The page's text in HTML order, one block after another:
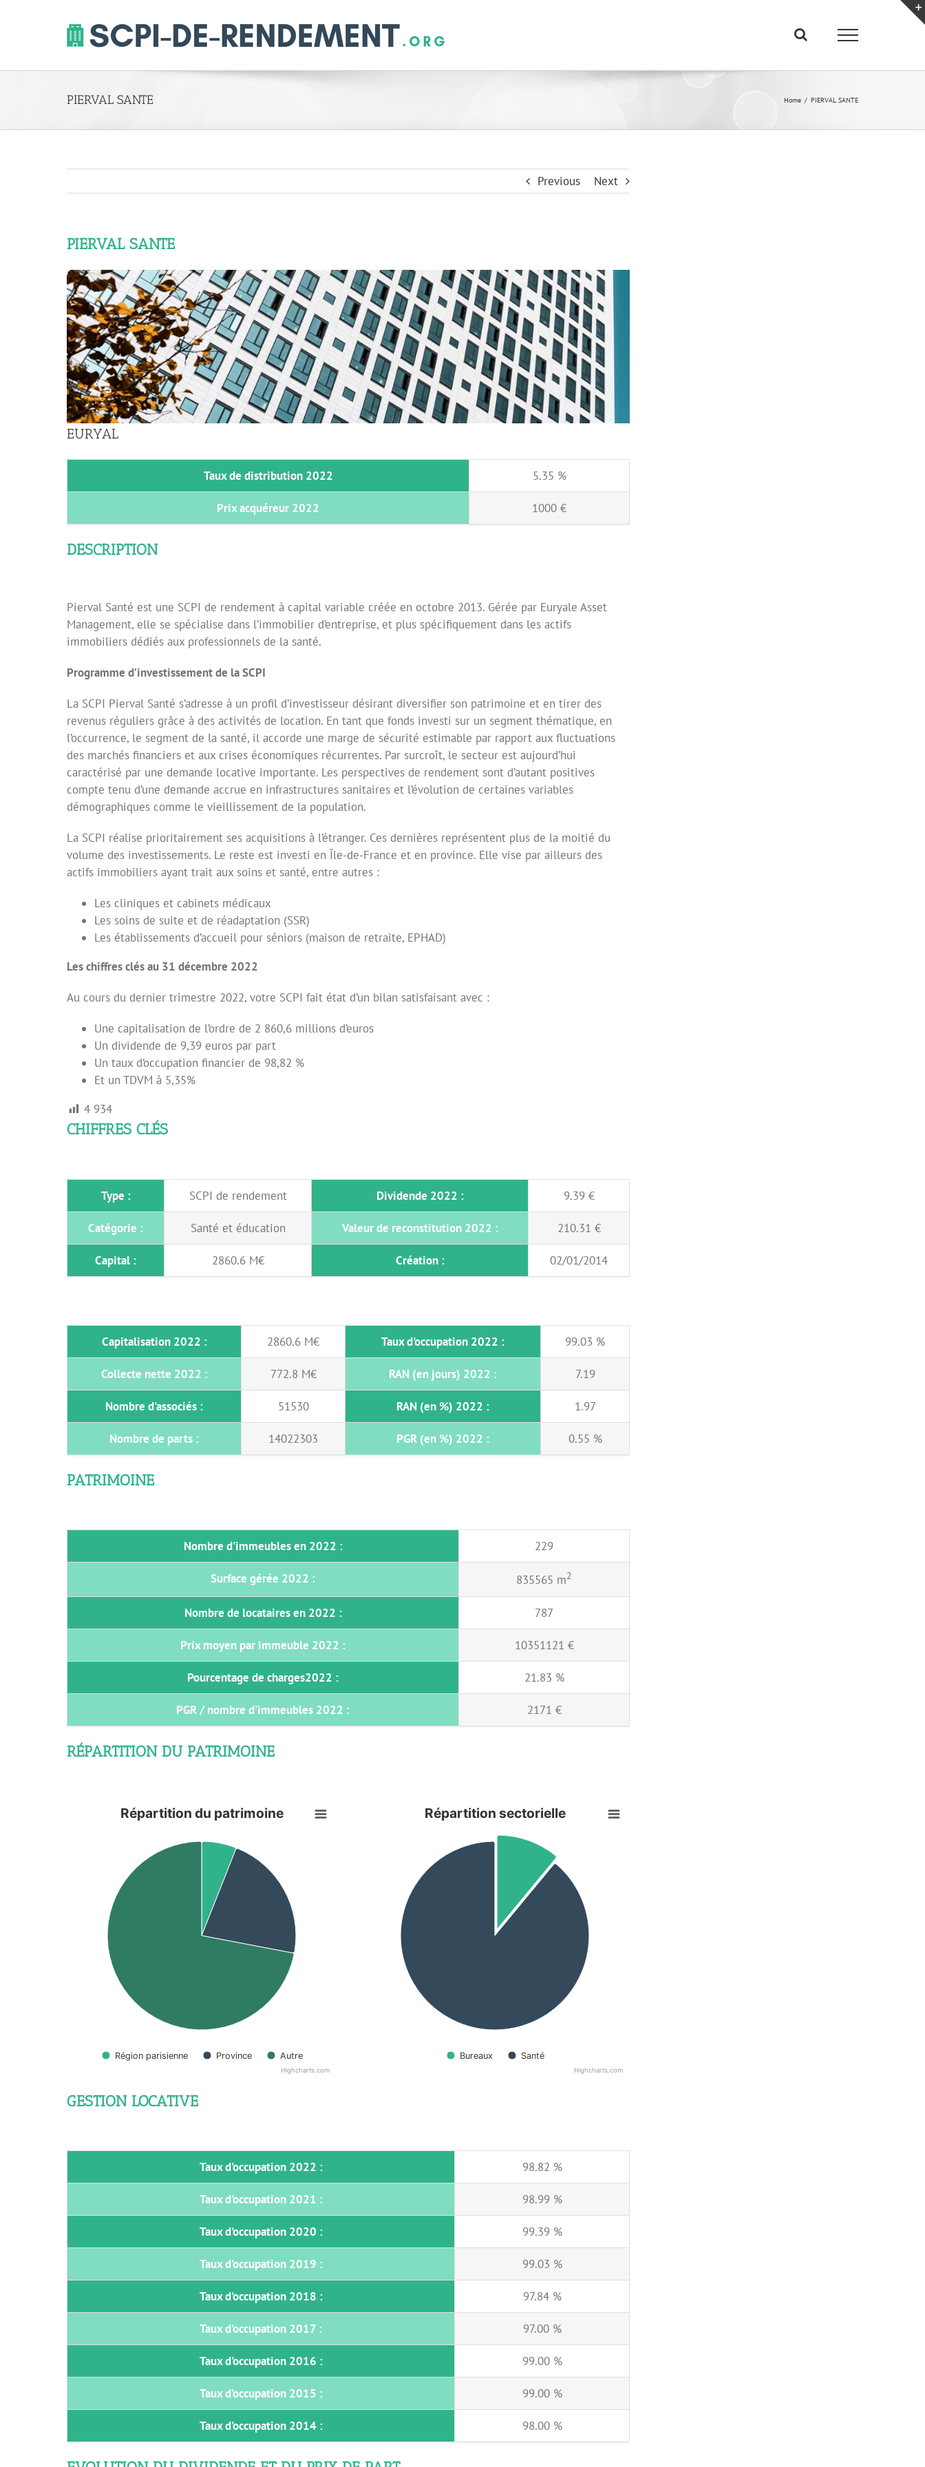
PIERVAL SANTE Home PIERVAL SANTE
Previous Next
PIERVAL SANTE
View
Larger
Image
EURYAL
Taux de distribution 2022 5.35 %
Prix acquéreur 2022 1000 €
DESCRIPTION
Pierval Santé est une SCPI de rendement à capital variable créée en octobre 2013. Gérée par Euryale Asset
Management, elle se spécialise dans l’immobilier d’entreprise, et plus spécifiquement dans les actifs
immobiliers dédiés aux professionnels de la santé.
Programme d’investissement de la SCPI
La SCPI Pierval Santé s’adresse à un profil d’investisseur désirant diversifier son patrimoine et en tirer des
revenus réguliers grâce à des activités de location. En tant que fonds investi sur un segment thématique, en
l’occurrence, le segment de la santé, il accorde une marge de sécurité estimable par rapport aux fluctuations
des marchés financiers et aux crises économiques récurrentes. Par surcroît, le secteur est aujourd’hui
caractérisé par une demande locative importante. Les perspectives de rendement sont d’autant positives
compte tenu d’une demande accrue en infrastructures sanitaires et l’évolution de certaines variables
démographiques comme le vieillissement de la population.
La SCPI réalise prioritairement ses acquisitions à l’étranger. Ces dernières représentent plus de la moitié du
volume des investissements. Le reste est investi en Île-de-France et en province. Elle vise par ailleurs des
actifs immobiliers ayant trait aux soins et santé, entre autres :
Les cliniques et cabinets médicaux
Les soins de suite et de réadaptation (SSR)
Les établissements d’accueil pour séniors (maison de retraite, EPHAD)
Les chiffres clés au 31 décembre 2022
Au cours du dernier trimestre 2022, votre SCPI fait état d’un bilan satisfaisant avec :
Une capitalisation de l’ordre de 2 860,6 millions d’euros
Un dividende de 9,39 euros par part
Un taux d’occupation financier de 98,82 %
Et un TDVM à 5,35%
4 934
CHIFFRES CLÉS
Type : SCPI de rendement Dividende 2022 : 9.39 €
Catégorie : Santé et éducation Valeur de reconstitution 2022 : 210.31 €
Capital : 2860.6 M€ Création : 02/01/2014
Capitalisation 2022 : 2860.6 M€ Taux d'occupation 2022 : 99.03 %
Collecte nette 2022 : 772.8 M€ RAN (en jours) 2022 : 7.19
Nombre d'associés : 51530 RAN (en %) 2022 : 1.97
Nombre de parts : 14022303 PGR (en %) 2022 : 0.55 %
PATRIMOINE
Nombre d'immeubles en 2022 : 229
Surface gérée 2022 : 835565 m2
Nombre de locataires en 2022 : 787
Prix moyen par immeuble 2022 : 10351121 €
Pourcentage de charges2022 : 21.83 %
PGR / nombre d'immeubles 2022 : 2171 €
RÉPARTITION DU PATRIMOINE
Répartition du patrimoine
Région parisienne Province Autre
Highcharts.com
Répartition sectorielle
Bureaux Santé
Highcharts.com
GESTION LOCATIVE
Taux d'occupation 2022 : 98.82 %
Taux d'occupation 2021 : 98.99 %
Taux d'occupation 2020 : 99.39 %
Taux d'occupation 2019 : 99.03 %
Taux d'occupation 2018 : 97.84 %
Taux d'occupation 2017 : 97.00 %
Taux d'occupation 2016 : 99.00 %
Taux d'occupation 2015 : 99.00 %
Taux d'occupation 2014 : 98.00 %